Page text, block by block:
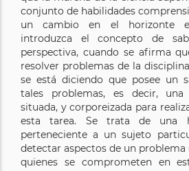
conjunto de habilidades
un cambio en el horizonte
introduzca el concepto de
perspectiva, cuando se afirma
resolver problemas de la
se está diciendo que posee un
tales problemas, es decir, una
situada, y corporeizada para
esta tarea. Se trata de una
perteneciente a un sujeto
detectar aspectos de un problema
quienes se comprometen en